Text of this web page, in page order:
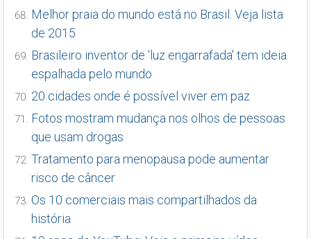
Melhor praia do mundo está no Brasil. Veja lista
de 2015
Brasileiro inventor de 'luz engarrafada' tem ideia
espalhada pelo mundo
20 cidades onde é possível viver em paz
Fotos mostram mudança nos olhos de pessoas
que usam drogas
Tratamento para menopausa pode aumentar
risco de câncer
Os 10 comerciais mais compartilhados da
história